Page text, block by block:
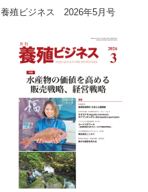
養殖ビジネス 2026年5月号